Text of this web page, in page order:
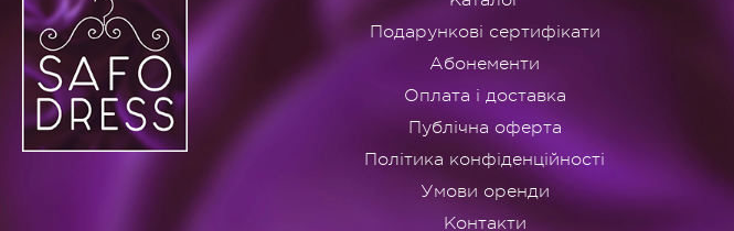
Подарункові сертифікати
Абонементи
Оплата і доставка
Публічна оферта
Політика конфіденційності
Умови оренди
Контакти